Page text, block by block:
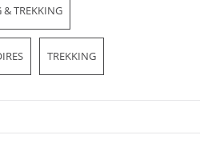
TREKKING
TREKKING